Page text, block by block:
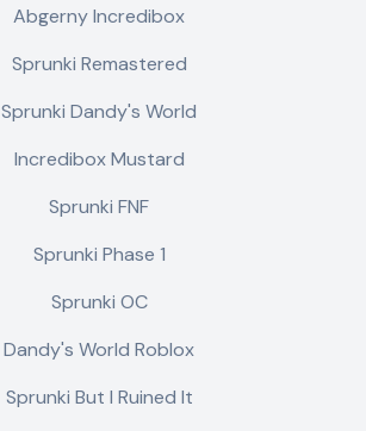
Abgerny Incredibox
Sprunki Remastered
Sprunki Dandy's World
Incredibox Mustard
Sprunki FNF
Sprunki Phase 1
Sprunki OC
Dandy's World Roblox
Sprunki But I Ruined It